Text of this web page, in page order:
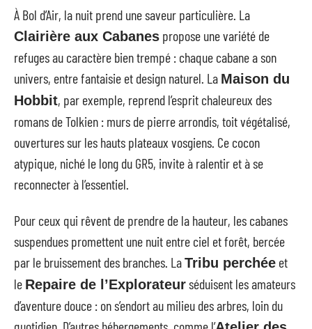
À Bol d’Air, la nuit prend une saveur particulière. La
Clairière aux Cabanes propose une variété de
refuges au caractère bien trempé : chaque cabane a son
univers, entre fantaisie et design naturel. La Maison du
Hobbit, par exemple, reprend l’esprit chaleureux des
romans de Tolkien : murs de pierre arrondis, toit végétalisé,
ouvertures sur les hauts plateaux vosgiens. Ce cocon
atypique, niché le long du GR5, invite à ralentir et à se
reconnecter à l’essentiel.
Pour ceux qui rêvent de prendre de la hauteur, les cabanes
suspendues promettent une nuit entre ciel et forêt, bercée
par le bruissement des branches. LaTribu perchée et
le Repaire de l’Explorateurséduisent les amateurs
d’aventure douce : on s’endort au milieu des arbres, loin du